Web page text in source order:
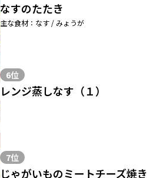
なすのたたき
主な食材：なす / みょうが
6位
レンジ蒸しなす（１）
7位
じゃがいものミートチーズ焼き